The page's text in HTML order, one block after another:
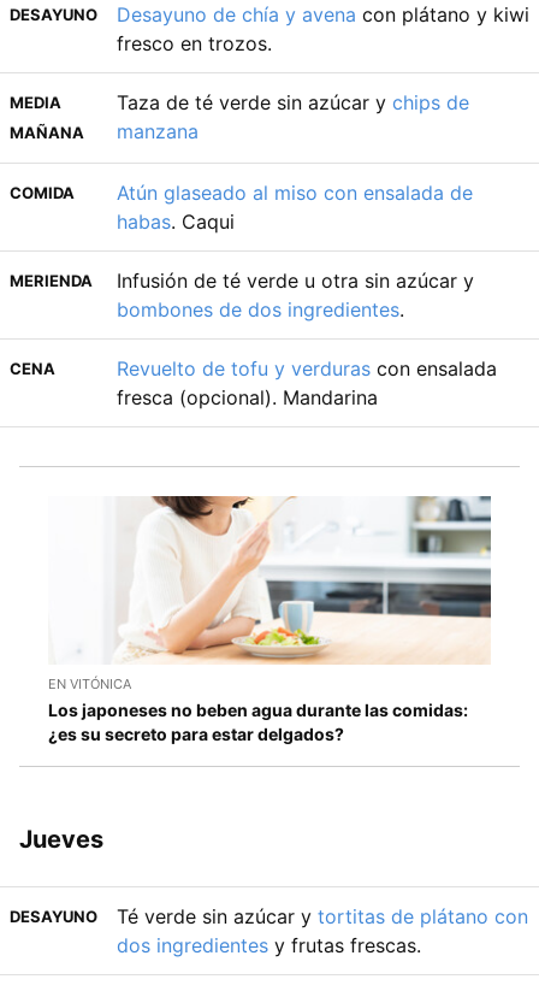
DESAYUNO Desayuno de chía y avena con plátano y kiwi
fresco en trozos.
MEDIA
MAÑANA
Taza de té verde sin azúcar y chips de
manzana
COMIDA
Atún glaseado al miso con ensalada de
habas. Caqui
MERIENDA
Infusión de té verde u otra sin azúcar y
bombones de dos ingredientes.
CENA Revuelto de tofu y verduras con ensalada
fresca (opcional). Mandarina
EN VITÓNICA
Los japoneses no beben agua durante las comidas:
¿es su secreto para estar delgados?
Jueves
DESAYUNO Té verde sin azúcar y tortitas de plátano con
dos ingredientes y frutas frescas.